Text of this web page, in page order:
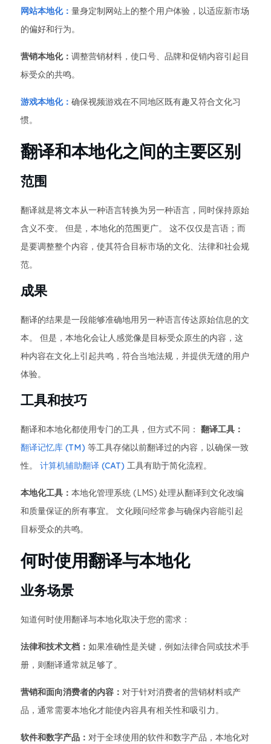
网站本地化： 量身定制网站上的整个用户体验，以适应新市场
的偏好和行为。
营销本地化： 调整营销材料，使口号、品牌和促销内容引起目
标受众的共鸣。
游戏本地化： 确保视频游戏在不同地区既有趣又符合文化习
惯。
翻译和本地化之间的主要区别
范围
翻译就是将文本从一种语言转换为另一种语言，同时保持原始
含义不变。 但是，本地化的范围更广。 这不仅仅是言语；而
是要调整整个内容，使其符合目标市场的文化、法律和社会规
范。
成果
翻译的结果是一段能够准确地用另一种语言传达原始信息的文
本。 但是，本地化会让人感觉像是目标受众原生的内容，这
种内容在文化上引起共鸣，符合当地法规，并提供无缝的用户
体验。
工具和技巧
翻译和本地化都使用专门的工具，但方式不同： 翻译工具：
翻译记忆库 (TM) 等工具存储以前翻译过的内容，以确保一致
性。 计算机辅助翻译 (CAT) 工具有助于简化流程。
本地化工具： 本地化管理系统 (LMS) 处理从翻译到文化改编
和质量保证的所有事宜。 文化顾问经常参与确保内容能引起
目标受众的共鸣。
何时使用翻译与本地化
业务场景
知道何时使用翻译与本地化取决于您的需求：
法律和技术文档： 如果准确性是关键，例如法律合同或技术手
册，则翻译通常就足够了。
营销和面向消费者的内容： 对于针对消费者的营销材料或产
品，通常需要本地化才能使内容具有相关性和吸引力。
软件和数字产品： 对于全球使用的软件和数字产品，本地化对